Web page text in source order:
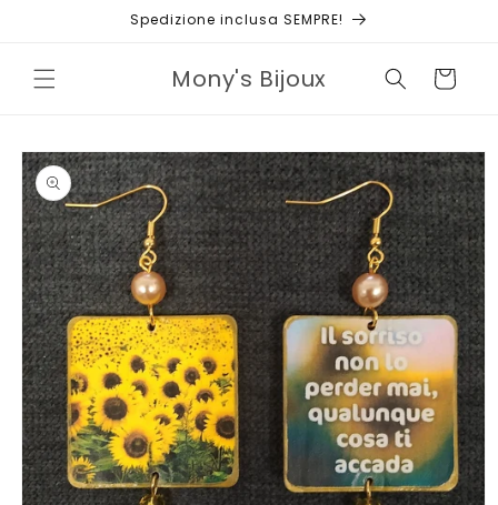
Spedizione inclusa SEMPRE!
Mony's Bijoux Carrello
Passa alle
informazioni
sul prodotto